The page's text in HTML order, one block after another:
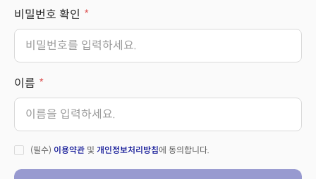
비밀번호 확인
이름
(필수) 이용약관 및 개인정보처리방침에 동의합니다.